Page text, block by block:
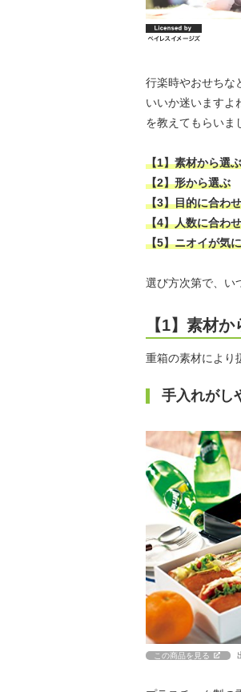
行楽時やおせちな
いいか迷いますよ
を教えてもらいま
【1】素材から選ぶ
【2】形から選ぶ
【3】目的に合わ
【4】人数に合わ
【5】ニオイが気
選び方次第で、い
【1】素材
重箱の素材により
手入れがし
この商品を見る